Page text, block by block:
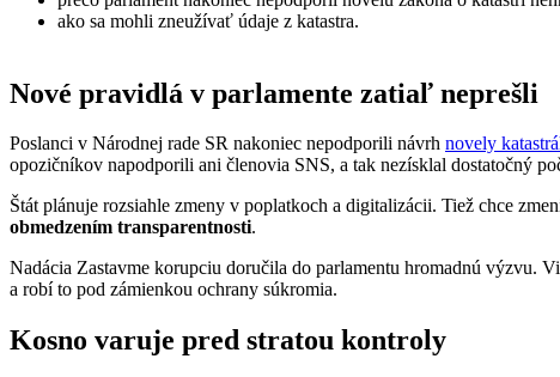
ako sa mohli zneužívať údaje z katastra.
Nové pravidlá v parlamente zatiaľ neprešli
Poslanci v Národnej rade SR nakoniec nepodporili návrh novely
opozičníkov napodporili ani členovia SNS, a tak nezísklal dostatočný
Štát plánuje rozsiahle zmeny v poplatkoch a digitalizácii. Tiež chce
obmedzením transparentnosti.
Nadácia Zastavme korupciu doručila do parlamentu hromadnú výzvu.
a robí to pod zámienkou ochrany súkromia.
Kosno varuje pred stratou kontroly